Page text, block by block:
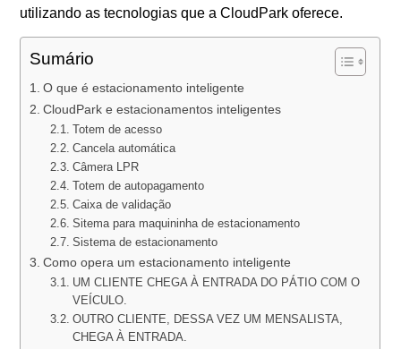
utilizando as tecnologias que a CloudPark oferece.
Sumário
O que é estacionamento inteligente
CloudPark e estacionamentos inteligentes
Totem de acesso
Cancela automática
Câmera LPR
Totem de autopagamento
Caixa de validação
Sitema para maquininha de estacionamento
Sistema de estacionamento
Como opera um estacionamento inteligente
UM CLIENTE CHEGA À ENTRADA DO PÁTIO COM O
VEÍCULO.
OUTRO CLIENTE, DESSA VEZ UM MENSALISTA,
CHEGA À ENTRADA.